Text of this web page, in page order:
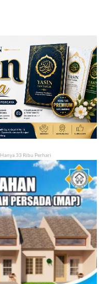
33 Ribu Perhari